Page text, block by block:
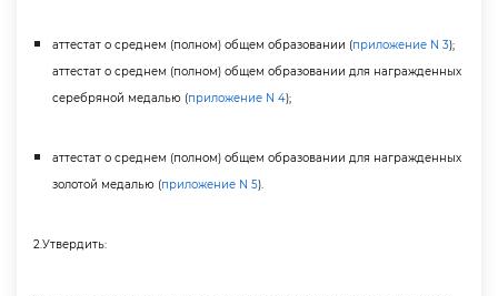
аттестат о среднем (полном) общем образовании (приложение N 3);
аттестат о среднем (полном) общем образовании для награжденных
серебряной медалью (приложение N 4);
аттестат о среднем (полном) общем образовании для награжденных
золотой медалью (приложение N 5).
2.Утвердить: